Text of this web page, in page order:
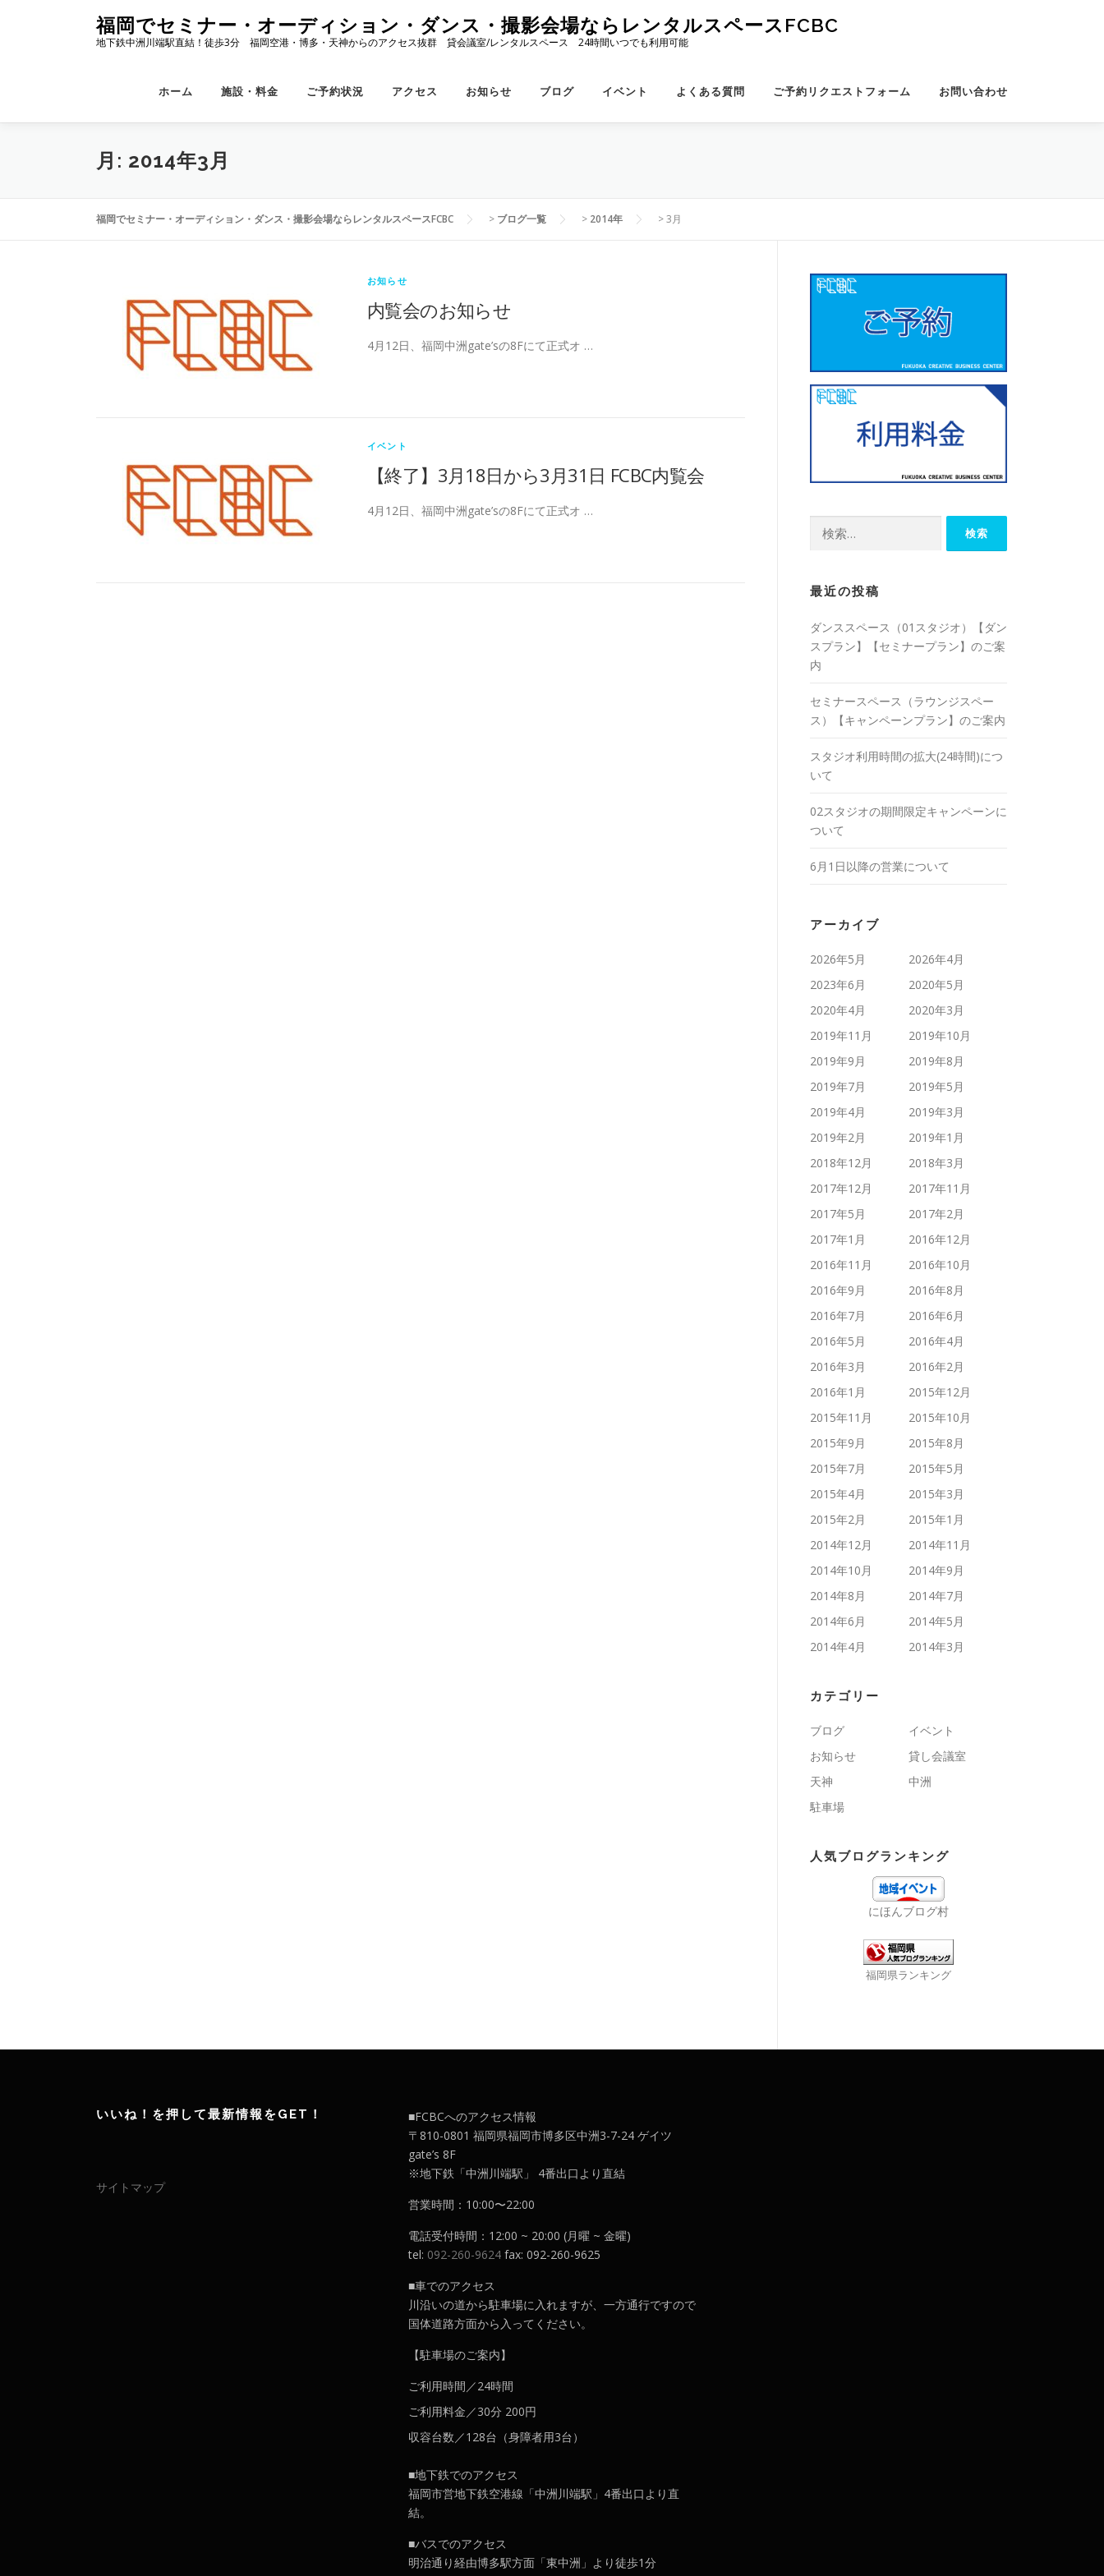
ス
福岡でセミナー・オーディション・ダンス・撮影会場ならレンタルスペースFCBC
地下鉄中洲川端駅直結！徒歩3分 福岡空港・博多・天神からのアクセス抜群 貸会議室/レンタルスペース 24時間いつでも利用可能
ホーム 施設・料金 ご予約状況 アクセス お知らせ ブログ イベント よくある質問 ご予約リクエストフォーム お問い合わせ
月: 2014年3月
福岡でセミナー・オーディション・ダンス・撮影会場ならレンタルスペースFCBC > ブログ一覧 > 2014年 >3月
お知らせ
内覧会のお知らせ
4月12日、福岡中洲gate’sの8Fにて正式オ …
イベント
【終了】3月18日から3月31日 FCBC内覧会
4月12日、福岡中洲gate’sの8Fにて正式オ …
最近の投稿
ダンススペース（01スタジオ）【ダン
スプラン】【セミナープラン】のご案
内
セミナースペース（ラウンジスペー
ス）【キャンペーンプラン】のご案内
スタジオ利用時間の拡大(24時間)につ
いて
02スタジオの期間限定キャンペーンに
ついて
6月1日以降の営業について
アーカイブ
2026年5月
2026年4月
2023年6月
2020年5月
2020年4月
2020年3月
2019年11月
2019年10月
2019年9月
2019年8月
2019年7月
2019年5月
2019年4月
2019年3月
2019年2月
2019年1月
2018年12月
2018年3月
2017年12月
2017年11月
2017年5月
2017年2月
2017年1月
2016年12月
2016年11月
2016年10月
2016年9月
2016年8月
2016年7月
2016年6月
2016年5月
2016年4月
2016年3月
2016年2月
2016年1月
2015年12月
2015年11月
2015年10月
2015年9月
2015年8月
2015年7月
2015年5月
2015年4月
2015年3月
2015年2月
2015年1月
2014年12月
2014年11月
2014年10月
2014年9月
2014年8月
2014年7月
2014年6月
2014年5月
2014年4月
2014年3月
カテゴリー
ブログ
イベント
お知らせ
貸し会議室
天神
中洲
駐車場
人気ブログランキング
にほんブログ村
福岡県ランキング
いいね！を押して最新情報をGET！
サイトマップ
■FCBCへのアクセス情報
〒810-0801 福岡県福岡市博多区中洲3-7-24 ゲイツ
gate’s 8F
※地下鉄「中洲川端駅」 4番出口より直結
営業時間：10:00〜22:00
電話受付時間：12:00 ~ 20:00 (月曜 ~ 金曜)
tel: 092-260-9624 fax: 092-260-9625
■車でのアクセス
川沿いの道から駐車場に入れますが、一方通行ですので
国体道路方面から入ってください。
【駐車場のご案内】
ご利用時間／24時間
ご利用料金／30分 200円
収容台数／128台（身障者用3台）
■地下鉄でのアクセス
福岡市営地下鉄空港線「中洲川端駅」4番出口より直
結。
■バスでのアクセス
明治通り経由博多駅方面「東中洲」より徒歩1分